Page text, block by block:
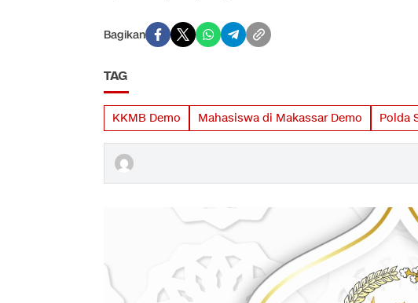
Bagikan
TAG
KKMB Demo Mahasiswa di Makassar Demo Polda